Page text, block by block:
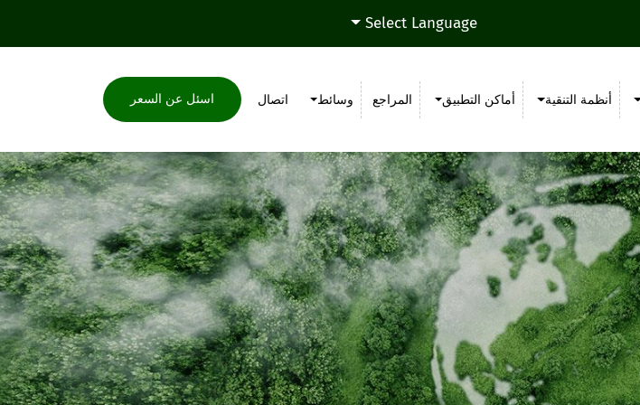
Select Language
أنظمة التنقية أماكن التطبيق المراجع وسائط اتصال اسئل عن السعر